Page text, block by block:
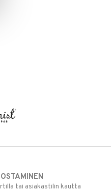
tai asiakastilin kautta